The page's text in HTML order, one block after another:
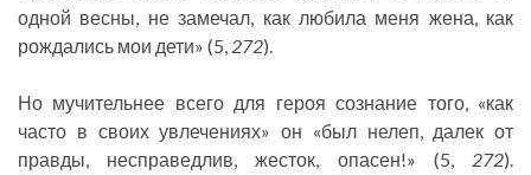
одной весны, не замечал, как любила меня жена, как
рождались мои дети» (5, 272).
Но мучительнее всего для героя сознание того, «как
часто в своих увлечениях» он «был нелеп, далек от
правды, несправедлив, жесток, опасен!» (5, 272).